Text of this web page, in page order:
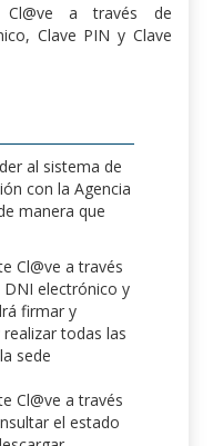
Cl@ve a través de
Clave PIN y Clave
al sistema de
con la Agencia
manera que
Cl@ve a través
electrónico y
firmar y
todas las
sede
Cl@ve a través
el estado